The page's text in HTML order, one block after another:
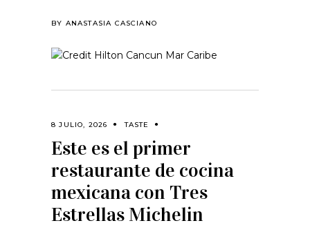
BY ANASTASIA CASCIANO
8 JULIO, 2026 TASTE
Este es el primer
restaurante de cocina
mexicana con Tres
Estrellas Michelin